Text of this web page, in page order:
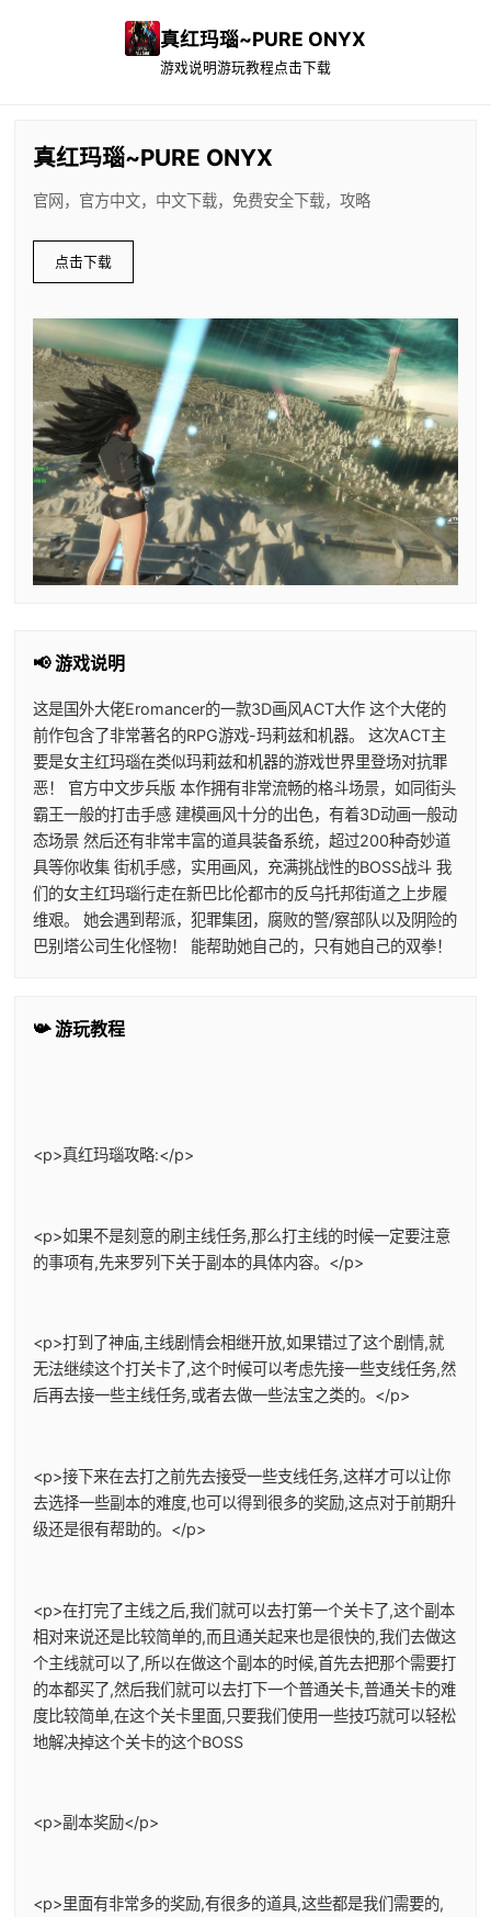
真红玛瑙~PURE ONYX
游戏说明游玩教程点击下载
真红玛瑙~PURE ONYX
官网，官方中文，中文下载，免费安全下载，攻略
点击下载
📢 游戏说明
这是国外大佬Eromancer的一款3D画风ACT大作 这个大佬的
前作包含了非常著名的RPG游戏-玛莉兹和机器。 这次ACT主
要是女主红玛瑙在类似玛莉兹和机器的游戏世界里登场对抗罪
恶！ 官方中文步兵版 本作拥有非常流畅的格斗场景，如同街头
霸王一般的打击手感 建模画风十分的出色，有着3D动画一般动
态场景 然后还有非常丰富的道具装备系统，超过200种奇妙道
具等你收集 街机手感，实用画风，充满挑战性的BOSS战斗 我
们的女主红玛瑙行走在新巴比伦都市的反乌托邦街道之上步履
维艰。 她会遇到帮派，犯罪集团，腐败的警/察部队以及阴险的
巴别塔公司生化怪物！ 能帮助她自己的，只有她自己的双拳！
📯 游玩教程
<p>真红玛瑙攻略:</p>
<p>如果不是刻意的刷主线任务,那么打主线的时候一定要注意
的事项有,先来罗列下关于副本的具体内容。</p>
<p>打到了神庙,主线剧情会相继开放,如果错过了这个剧情,就
无法继续这个打关卡了,这个时候可以考虑先接一些支线任务,然
后再去接一些主线任务,或者去做一些法宝之类的。</p>
<p>接下来在去打之前先去接受一些支线任务,这样才可以让你
去选择一些副本的难度,也可以得到很多的奖励,这点对于前期升
级还是很有帮助的。</p>
<p>在打完了主线之后,我们就可以去打第一个关卡了,这个副本
相对来说还是比较简单的,而且通关起来也是很快的,我们去做这
个主线就可以了,所以在做这个副本的时候,首先去把那个需要打
的本都买了,然后我们就可以去打下一个普通关卡,普通关卡的难
度比较简单,在这个关卡里面,只要我们使用一些技巧就可以轻松
地解决掉这个关卡的这个BOSS
<p>副本奖励</p>
<p>里面有非常多的奖励,有很多的道具,这些都是我们需要的,